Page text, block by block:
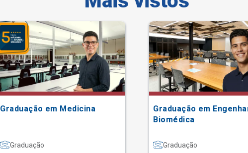
Graduação em Medicina
Graduação
Graduação em
Biomédica
Graduação